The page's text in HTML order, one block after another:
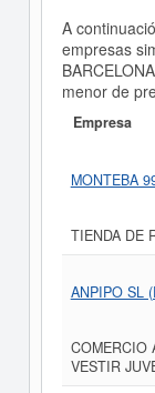
A
empresas
menor de
Empresa
MONTEBA
TIENDA DE
ANPIPO SL
COMERCIO
VESTIR